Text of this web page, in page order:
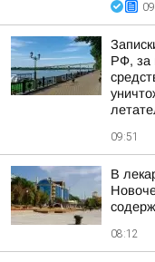
РФ, за
09:51
В
08:12